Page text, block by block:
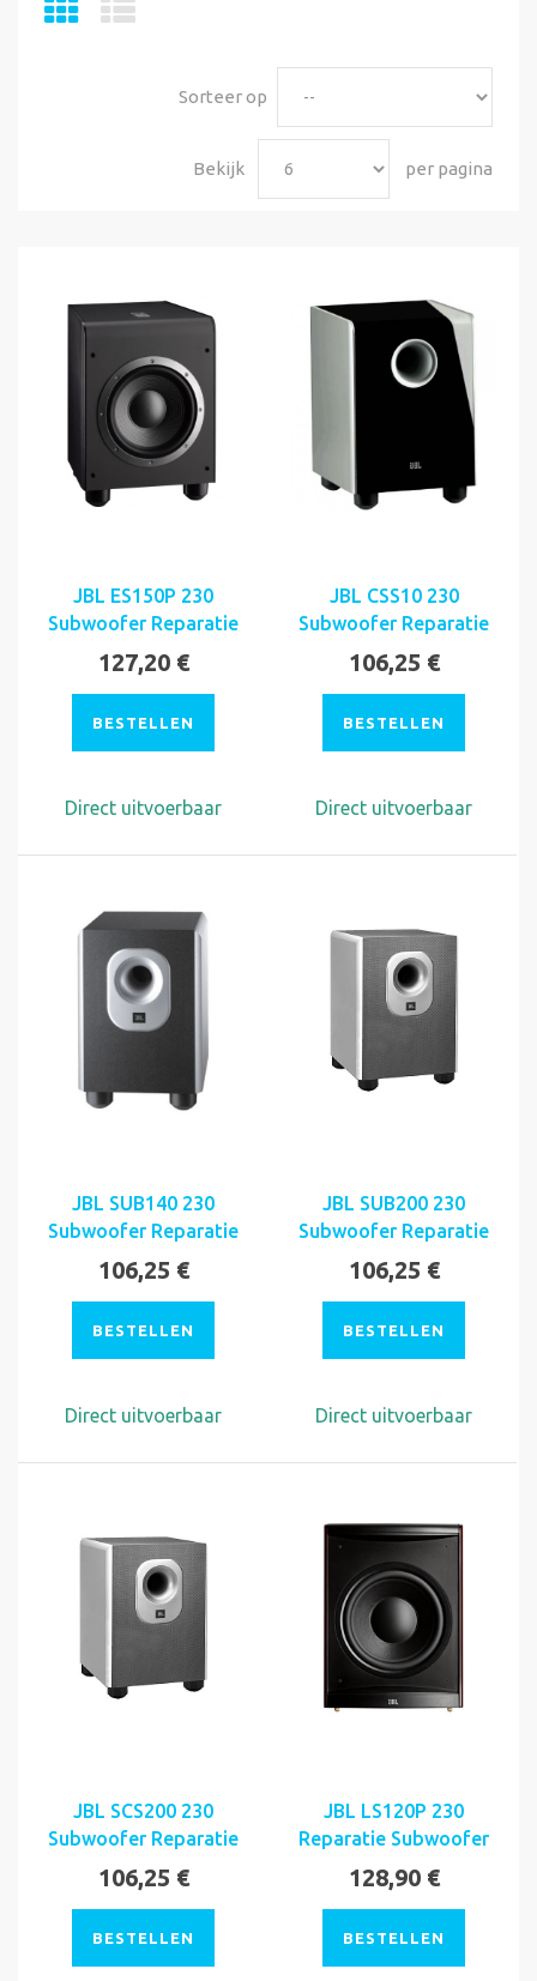
Sorteer op
Bekijk per pagina
JBL ES150P 230
Subwoofer Reparatie
127,20 €
BESTELLEN
Direct uitvoerbaar
JBL CSS10 230
Subwoofer Reparatie
106,25 €
BESTELLEN
Direct uitvoerbaar
JBL SUB140 230
Subwoofer Reparatie
106,25 €
BESTELLEN
Direct uitvoerbaar
JBL SUB200 230
Subwoofer Reparatie
106,25 €
BESTELLEN
Direct uitvoerbaar
JBL SCS200 230
Subwoofer Reparatie
106,25 €
BESTELLEN
JBL LS120P 230
Reparatie Subwoofer
128,90 €
BESTELLEN